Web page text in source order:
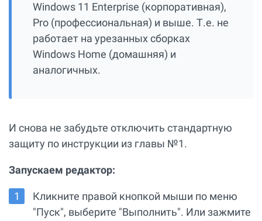
Windows 11 Enterprise (корпоративная),
Pro (профессиональная) и выше. Т.е. не
работает на урезанных сборках
Windows Home (домашняя) и
аналогичных.
И снова не забудьте отключить стандартную
защиту по инструкции из главы №1.
Запускаем редактор:
Кликните правой кнопкой мыши по меню
"Пуск", выберите "Выполнить". Или зажмите